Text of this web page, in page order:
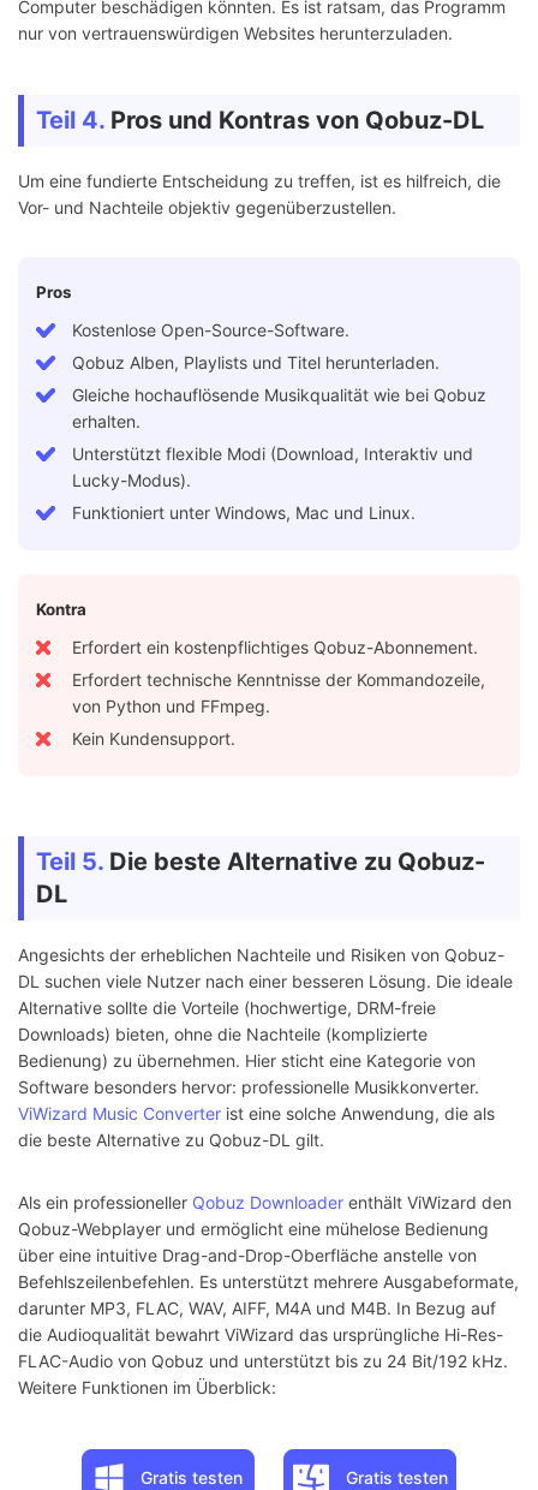
Computer beschädigen könnten. Es ist ratsam, das Programm
nur von vertrauenswürdigen Websites herunterzuladen.
Teil 4. Pros und Kontras von Qobuz-DL
Um eine fundierte Entscheidung zu treffen, ist es hilfreich, die
Vor- und Nachteile objektiv gegenüberzustellen.
Pros
Kostenlose Open-Source-Software.
Qobuz Alben, Playlists und Titel herunterladen.
Gleiche hochauflösende Musikqualität wie bei Qobuz
erhalten.
Unterstützt flexible Modi (Download, Interaktiv und
Lucky-Modus).
Funktioniert unter Windows, Mac und Linux.
Kontra
Erfordert ein kostenpflichtiges Qobuz-Abonnement.
Erfordert technische Kenntnisse der Kommandozeile,
von Python und FFmpeg.
Kein Kundensupport.
Teil 5. Die beste Alternative zu Qobuz-
DL
Angesichts der erheblichen Nachteile und Risiken von Qobuz-
DL suchen viele Nutzer nach einer besseren Lösung. Die ideale
Alternative sollte die Vorteile (hochwertige, DRM-freie
Downloads) bieten, ohne die Nachteile (komplizierte
Bedienung) zu übernehmen. Hier sticht eine Kategorie von
Software besonders hervor: professionelle Musikkonverter.
ViWizard Music Converter ist eine solche Anwendung, die als
die beste Alternative zu Qobuz-DL gilt.
Als ein professioneller Qobuz Downloader enthält ViWizard den
Qobuz-Webplayer und ermöglicht eine mühelose Bedienung
über eine intuitive Drag-and-Drop-Oberfläche anstelle von
Befehlszeilenbefehlen. Es unterstützt mehrere Ausgabeformate,
darunter MP3, FLAC, WAV, AIFF, M4A und M4B. In Bezug auf
die Audioqualität bewahrt ViWizard das ursprüngliche Hi-Res-
FLAC-Audio von Qobuz und unterstützt bis zu 24 Bit/192 kHz.
Weitere Funktionen im Überblick:
Gratis testen Gratis testen